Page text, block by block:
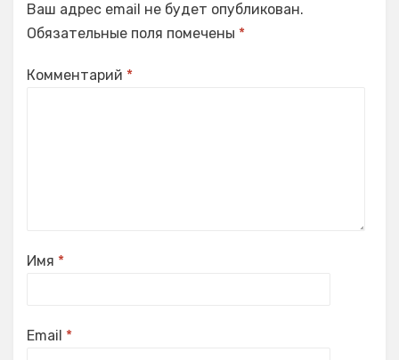
Ваш адрес email не будет опубликован.
Обязательные поля помечены *
Комментарий *
Имя *
Email *